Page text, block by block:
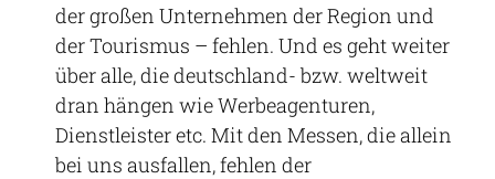
der großen Unternehmen der Region und
der Tourismus – fehlen. Und es geht weiter
über alle, die deutschland- bzw. weltweit
dran hängen wie Werbeagenturen,
Dienstleister etc. Mit den Messen, die allein
bei uns ausfallen, fehlen der